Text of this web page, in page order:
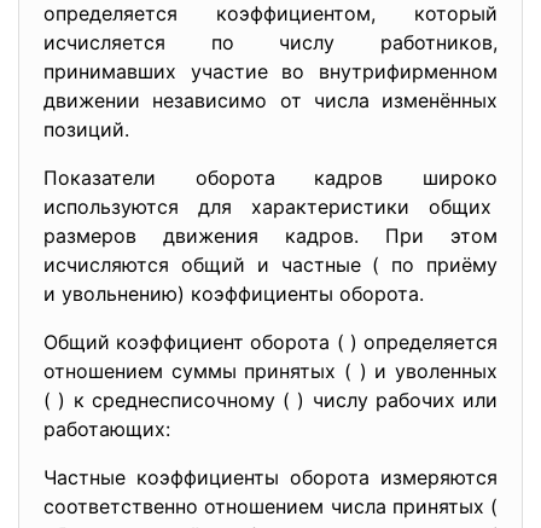
определяется коэффициентом, который
исчисляется по числу работников,
принимавших участие во внутрифирменном
движении независимо от числа изменённых
позиций.
Показатели оборота кадров широко
используются для характеристики общих
размеров движения кадров. При этом
исчисляются общий и частные ( по приёму
и увольнению) коэффициенты оборота.
Общий коэффициент оборота ( ) определяется
отношением суммы принятых ( ) и уволенных
( ) к среднесписочному ( ) числу рабочих или
работающих:
Частные коэффициенты оборота измеряются
соответственно отношением числа принятых (